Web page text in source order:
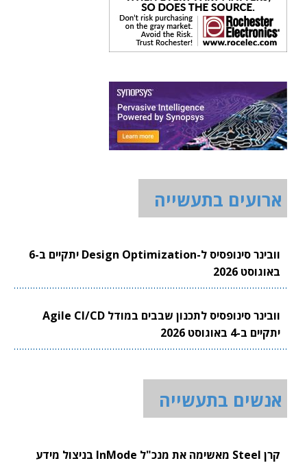
ארועים בתעשייה
וובינר סינופסיס ל-Design Optimization יתקיים ב-6
באוגוסט 2026
וובינר סינופסיס לתכנון שבבים במודל Agile CI/CD
יתקיים ב-4 באוגוסט 2026
אנשים בתעשייה
קרן Steel מאשימה את מנכ"ל InMode בניצול מידע